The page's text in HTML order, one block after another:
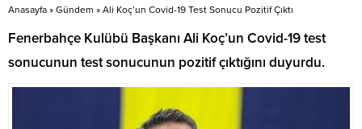
Anasayfa » Gündem » Ali Koç’un Covid-19 Test Sonucu Pozitif Çıktı
Fenerbahçe Kulübü Başkanı Ali Koç’un Covid-19 test
sonucunun test sonucunun pozitif çıktığını duyurdu.